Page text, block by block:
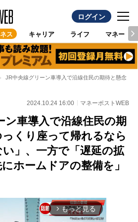
ログイン
ス キャリア ライフ マネー
JR中央線グリーン車導入で沿線住民の期待と懸念
2024.10.24 16:00 マネーポストWEB
ン車導入で沿線住民の期
くり座って帰れるなら
」、一方で「遅延の拡
ホームドアの整備を」
arrow_forward_ios もっと見る